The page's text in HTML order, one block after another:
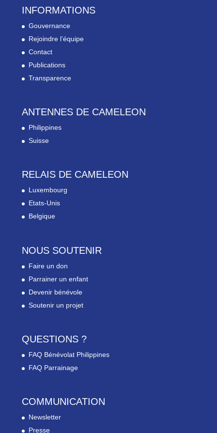
INFORMATIONS
Gouvernance
Rejoindre l’équipe
Contact
Publications
Transparence
ANTENNES DE CAMELEON
Philippines
Suisse
RELAIS DE CAMELEON
Luxembourg
Etats-Unis
Belgique
NOUS SOUTENIR
Faire un don
Parrainer un enfant
Devenir bénévole
Soutenir un projet
QUESTIONS ?
FAQ Bénévolat Philippines
FAQ Parrainage
COMMUNICATION
Newsletter
Presse